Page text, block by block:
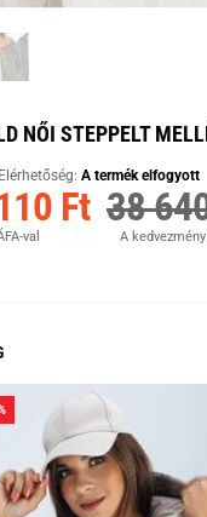
NŐI STEPPELT
Elérhetőség: A termék elfogyott
Ft
val
38
A